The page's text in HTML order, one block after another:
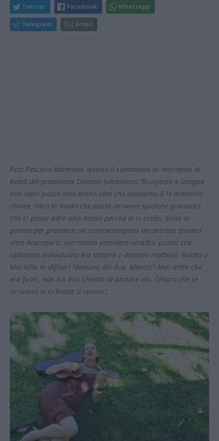
Twitter Facebook Whatsapp
Telegram Email
Post Pescara-Mantova, questo il commento ai microfoni di
Rete8 del presidente Daniele Sebastiani:“Brugman e Insigne
non sono pazze idee erano idee che avevamo. E le avevamo
chiare. Faro in modo che possa arrivare qualche giocatore
che ci possa adre una mano perchè io ci credo. Sono in
parola per prendere un centrocampista incontrista stasera
oltre Acampora, vorremmo prendere un'altra punta che
abbiamo individuato tra stasera e domani mattina. Barba o
Martella in difesa? Nessuno dei due. Meazzi? Mai detto che
era fuori, non ha mai chiesto di andare via. Chiaro che se
arrivano le richieste si valuta”.